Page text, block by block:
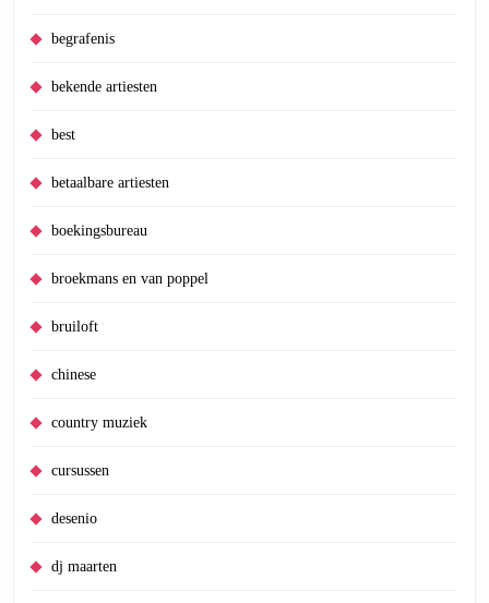
begrafenis
bekende artiesten
best
betaalbare artiesten
boekingsbureau
broekmans en van poppel
bruiloft
chinese
country muziek
cursussen
desenio
dj maarten